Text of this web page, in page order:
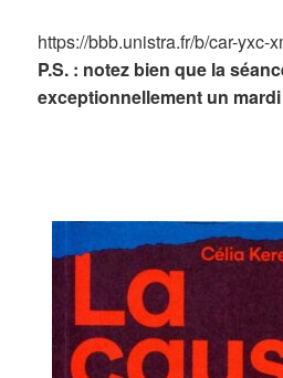
https://bbb.unistra.fr/b/car-yxc-
P.S. : notez bien que la
exceptionnellement un